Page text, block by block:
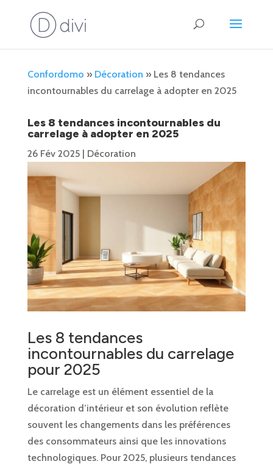
Confordomo » Décoration » Les 8 tendances
incontournables du carrelage à adopter en 2025
Les 8 tendances incontournables du
carrelage à adopter en 2025
26 Fév 2025| Décoration
Les 8 tendances
incontournables du carrelage
pour 2025
Le carrelage est un élément essentiel de la
décoration d’intérieur et son évolution reflète
souvent les changements dans les préférences
des consommateurs ainsi que les innovations
technologiques. Pour 2025, plusieurs tendances